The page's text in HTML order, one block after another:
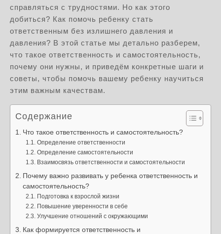
справляться с трудностями. Но как этого
добиться? Как помочь ребенку стать
ответственным без излишнего давления и
давления? В этой статье мы детально разберем,
что такое ответственность и самостоятельность,
почему они нужны, и приведём конкретные шаги и
советы, чтобы помочь вашему ребенку научиться
этим важным качествам.
Содержание
Что такое ответственность и самостоятельность?
Определение ответственности
Определение самостоятельности
Взаимосвязь ответственности и самостоятельности
Почему важно развивать у ребенка ответственность и
самостоятельность?
Подготовка к взрослой жизни
Повышение уверенности в себе
Улучшение отношений с окружающими
Как формируется ответственность и